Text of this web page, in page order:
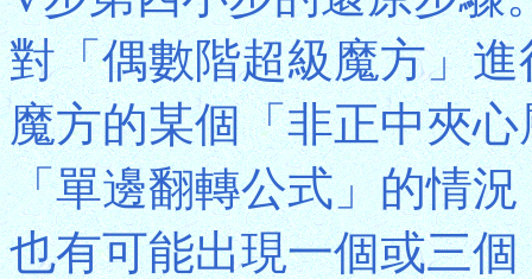
對「偶數階超級魔方」
魔方的某個「非正中夾
「單邊翻轉公式」的情
也有可能出現一個或三